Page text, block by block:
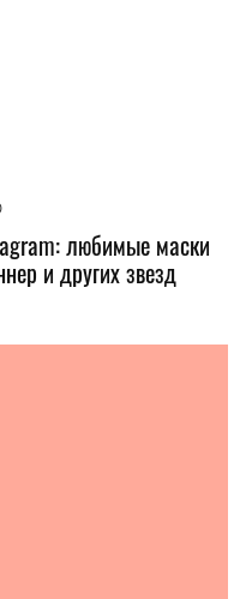
любимые маски
и других звезд